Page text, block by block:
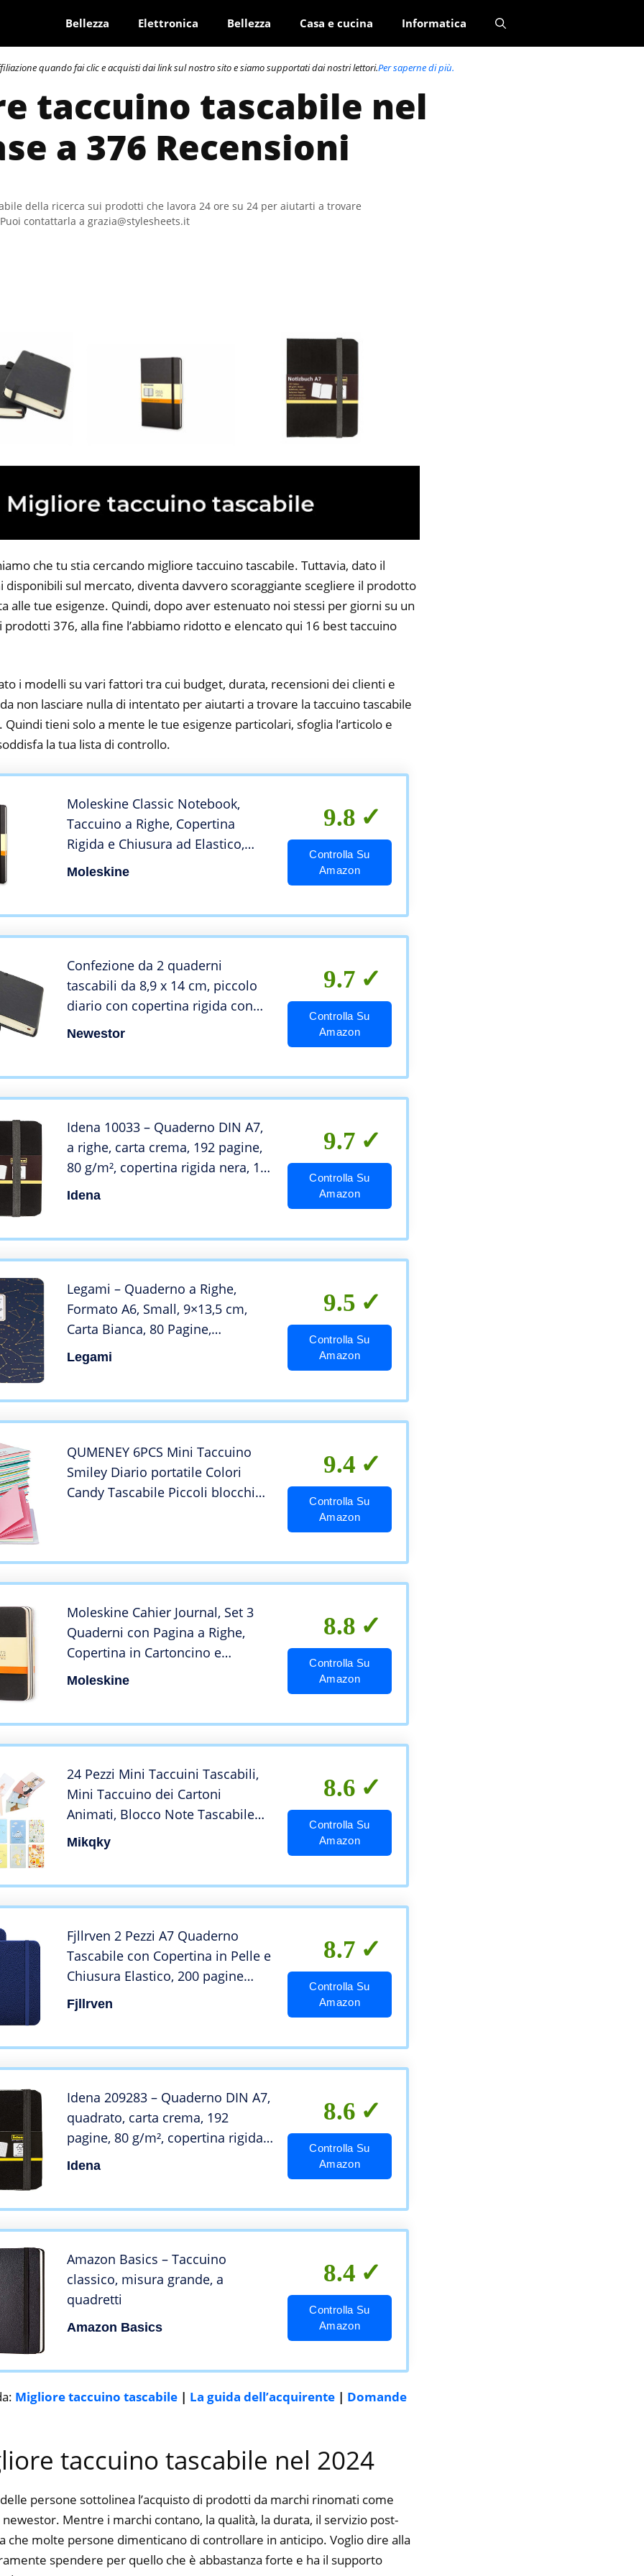
Bellezza Elettronica Bellezza Casa e cucina Informatica
quando fai clic e acquisti dai link sul nostro sito e siamo supportati dai nostri lettori.Per saperne di più.
taccuino tascabile nel
a 376 Recensioni
della ricerca sui prodotti che lavora 24 ore su 24 per aiutarti a trovare
contattarla a grazia@stylesheets.it
che tu stia cercando migliore taccuino tascabile. Tuttavia, dato il
disponibili sul mercato, diventa davvero scoraggiante scegliere il prodotto
alle tue esigenze. Quindi, dopo aver estenuato noi stessi per giorni su un
376, alla fine l’abbiamo ridotto e elencato qui 16 best taccuino
i modelli su vari fattori tra cui budget, durata, recensioni dei clienti e
non lasciare nulla di intentato per aiutarti a trovare la taccuino tascabile
Quindi tieni solo a mente le tue esigenze particolari, sfoglia l’articolo e
la tua lista di controllo.
Moleskine Classic Notebook,
Taccuino a Righe, Copertina
Rigida e Chiusura ad Elastico,
Formato Pocket 9 x 14 cm, Colore
Moleskine
9.8
Controlla Su
Amazon
Confezione da 2 quaderni
tascabili da 8,9 x 14 cm, piccolo
diario con copertina rigida con
portapenne, tasche interne, carta
Newestor
9.7
Controlla Su
Amazon
Idena 10033 – Quaderno DIN A7,
a righe, carta crema, 192 pagine,
80 g/m², copertina rigida nera, 1
pz.
Idena
9.7
Controlla Su
Amazon
Legami – Quaderno a Righe,
Formato A6, Small, 9×13,5 cm,
Carta Bianca, 80 Pagine,
Rilegatura a Punto Singer
Legami
9.5
Controlla Su
Amazon
QUMENEY 6PCS Mini Taccuino
Smiley Diario portatile Colori
Candy Tascabile Piccoli blocchi
9.4
Controlla Su
Amazon
Moleskine Cahier Journal, Set 3
Quaderni con Pagina a Righe,
Copertina in Cartoncino e
Cucitura a Vista, Colore Nero,
Moleskine
8.8
Controlla Su
Amazon
24 Pezzi Mini Taccuini Tascabili,
Mini Taccuino dei Cartoni
Animati, Blocco Note Tascabile
dei Cartoni Animati, Facile da
Trasportare, Adatto per Appunti,
Mikqky
8.6
Controlla Su
Amazon
Fjllrven 2 Pezzi A7 Quaderno
Tascabile con Copertina in Pelle e
Chiusura Elastico, 200 pagine
Block Notes a Righe e Mini Diario
per Giornaliero Lavoro Riunioni
Fjllrven
8.7
Controlla Su
Amazon
Idena 209283 – Quaderno DIN A7,
quadrato, carta crema, 192
pagine, 80 g/m², copertina rigida
nera, 1 pz.
Idena
8.6
Controlla Su
Amazon
Amazon Basics – Taccuino
classico, misura grande, a
quadretti
Amazon Basics
8.4
Controlla Su
Amazon
Migliore taccuino tascabile | La guida dell’acquirente | Domande
taccuino tascabile nel 2024
persone sottolinea l’acquisto di prodotti da marchi rinomati come
Mentre i marchi contano, la qualità, la durata, il servizio post-
che molte persone dimenticano di controllare in anticipo. Voglio dire alla
spendere per quello che è abbastanza forte e ha il supporto